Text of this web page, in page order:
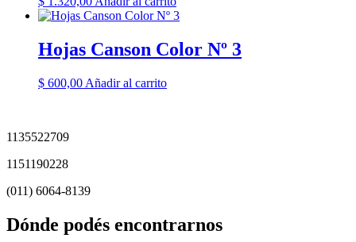
Hojas Canson Color Nº 3
$ 600,00 Añadir al carrito
1135522709
1151190228
(011) 6064-8139
Dónde podés encontrarnos